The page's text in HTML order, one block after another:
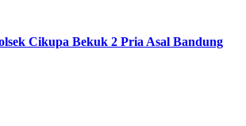
Cikupa Bekuk 2 Pria Asal Bandung